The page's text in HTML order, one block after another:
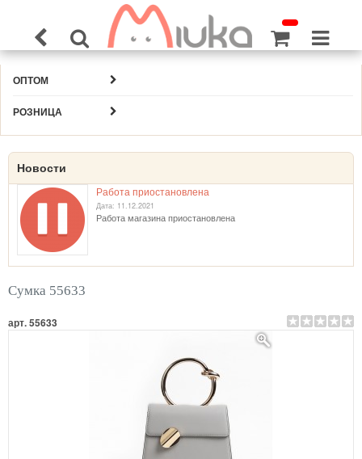
ОПТОМ
РОЗНИЦА
Новости
Работа приостановлена
Дата: 11.12.2021
Работа магазина приостановлена
Сумка 55633
арт. 55633